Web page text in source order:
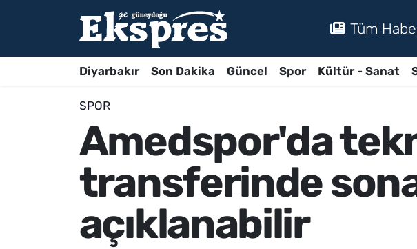
Tüm
Diyarbakır Son Dakika Güncel Spor Kültür - Sanat
SPOR
Amedspor'da
transferinde
açıklanabilir